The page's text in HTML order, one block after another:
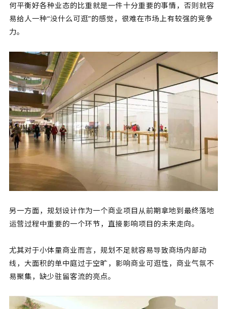
何平衡好各种业态的比重就是一件十分重要的事情，否则就容
易给人一种“没什么可逛”的感觉，很难在市场上有较强的竞争
力。
另一方面，规划设计作为一个商业项目从前期拿地到最终落地
运营过程中重要的一个环节，直接影响项目的未来走向。
尤其对于小体量商业而言，规划不足就容易导致商场内部动
线，大面积的单中庭过于空旷，影响商业可逛性，商业气氛不
易聚集，缺少驻留客流的亮点。